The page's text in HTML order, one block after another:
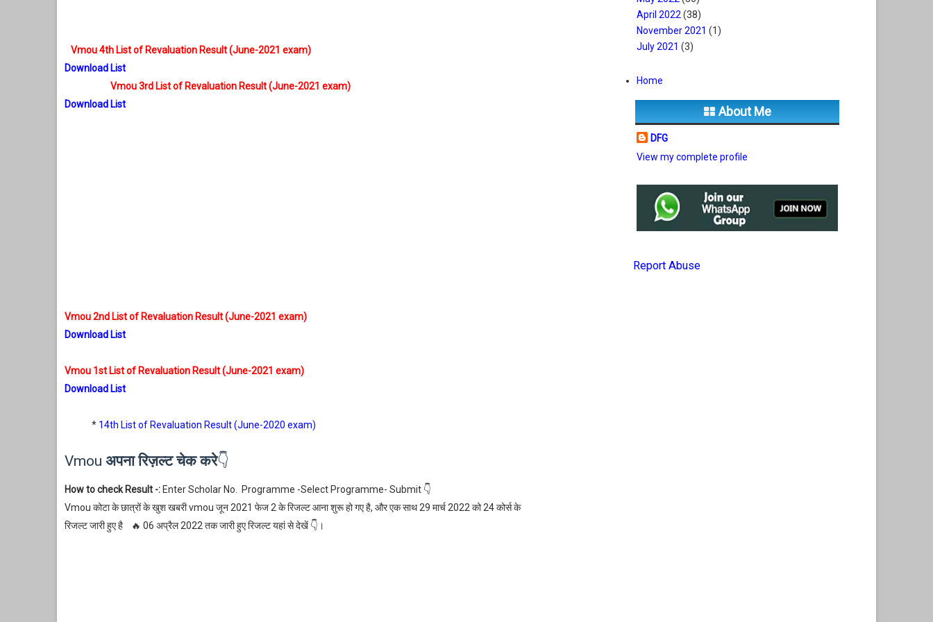
Vmou 4th List of Revaluation Result (June-2021 exam)
Download List
Vmou 3rd List of Revaluation Result (June-2021 exam)
Download List
Vmou 2nd List of Revaluation Result (June-2021 exam)
Download List
Vmou 1st List of Revaluation Result (June-2021 exam)
Download List
* 14th List of Revaluation Result (June-2020 exam)
Vmou अपना रिज़ल्ट चेक करे👇
How to check Result -: Enter Scholar No. Programme -Select Programme- Submit 👇
Vmou कोटा के छात्रों के खुश खबरी vmou जून 2021 फेज 2 के रिजल्ट आना शुरू हो गए है, और एक साथ 29 मार्च 2022 को 24 कोर्स के
रिजल्ट जारी हुए है 🔥 06 अप्रैल 2022 तक जारी हुए रिजल्ट यहां से देखें 👇।
April 2022 (38)
November 2021 (1)
July 2021 (3)
Home
About Me
DFG
View my complete profile
Report Abuse